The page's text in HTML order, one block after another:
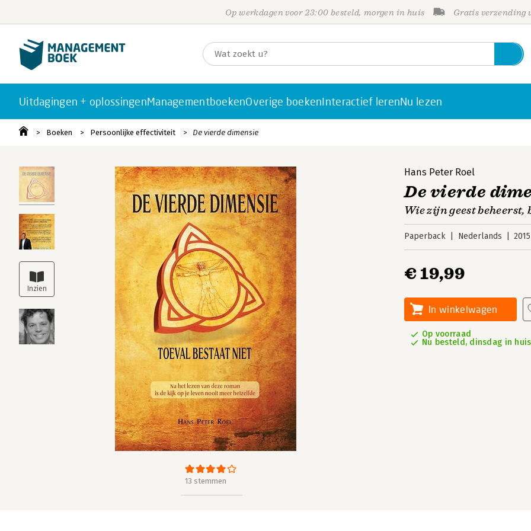
Op werkdagen voor 23:00 besteld, morgen in huis Gratis verzending
Uitdagingen + oplossingenManagementboekenOverige boekenInteractief lerenNu lezen
Boeken Persoonlijke effectiviteit De vierde dimensie
13 stemmen
Hans Peter Roel
De vierde
Wie zijn geest
Paperback Nederlands 2015
€ 19,99
In winkelwagen
Op voorraad
Nu besteld, dinsdag in huis